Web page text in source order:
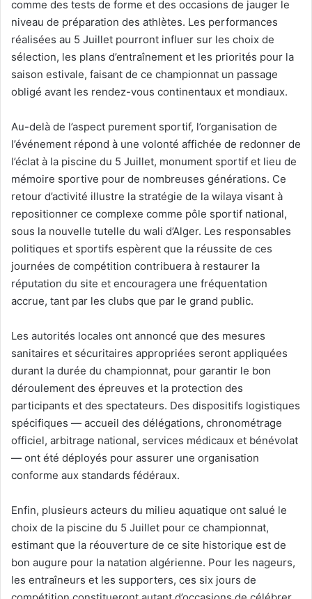
comme des tests de forme et des occasions de jauger le
niveau de préparation des athlètes. Les performances
réalisées au 5 Juillet pourront influer sur les choix de
sélection, les plans d’entraînement et les priorités pour la
saison estivale, faisant de ce championnat un passage
obligé avant les rendez-vous continentaux et mondiaux.
Au-delà de l’aspect purement sportif, l’organisation de
l’événement répond à une volonté affichée de redonner de
l’éclat à la piscine du 5 Juillet, monument sportif et lieu de
mémoire sportive pour de nombreuses générations. Ce
retour d’activité illustre la stratégie de la wilaya visant à
repositionner ce complexe comme pôle sportif national,
sous la nouvelle tutelle du wali d’Alger. Les responsables
politiques et sportifs espèrent que la réussite de ces
journées de compétition contribuera à restaurer la
réputation du site et encouragera une fréquentation
accrue, tant par les clubs que par le grand public.
Les autorités locales ont annoncé que des mesures
sanitaires et sécuritaires appropriées seront appliquées
durant la durée du championnat, pour garantir le bon
déroulement des épreuves et la protection des
participants et des spectateurs. Des dispositifs logistiques
spécifiques — accueil des délégations, chronométrage
officiel, arbitrage national, services médicaux et bénévolat
— ont été déployés pour assurer une organisation
conforme aux standards fédéraux.
Enfin, plusieurs acteurs du milieu aquatique ont salué le
choix de la piscine du 5 Juillet pour ce championnat,
estimant que la réouverture de ce site historique est de
bon augure pour la natation algérienne. Pour les nageurs,
les entraîneurs et les supporters, ces six jours de